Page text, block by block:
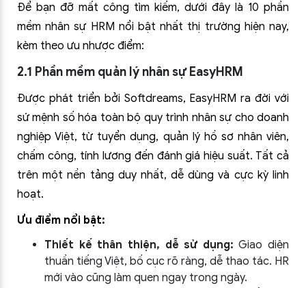
Để bạn đỡ mất công tìm kiếm, dưới đây là 10 phần
mềm nhân sự HRM nổi bật nhất thị trường hiện nay,
kèm theo ưu nhược điểm:
2.1 Phần mềm quản lý nhân sự EasyHRM
Được phát triển bởi Softdreams, EasyHRM ra đời với
sứ mệnh số hóa toàn bộ quy trình nhân sự cho doanh
nghiệp Việt, từ tuyển dụng, quản lý hồ sơ nhân viên,
chấm công, tính lương đến đánh giá hiệu suất. Tất cả
trên một nền tảng duy nhất, dễ dùng và cực kỳ linh
hoạt.
Ưu điểm nổi bật:
Thiết kế thân thiện, dễ sử dụng:Giao diện
thuần tiếng Việt, bố cục rõ ràng, dễ thao tác. HR
mới vào cũng làm quen ngay trong ngày.